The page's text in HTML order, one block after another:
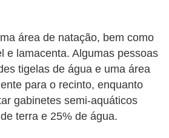
área de natação, bem como
e lamacenta. Algumas pessoas
tigelas de água e uma área
para o recinto, enquanto
gabinetes semi-aquáticos
terra e 25% de água.